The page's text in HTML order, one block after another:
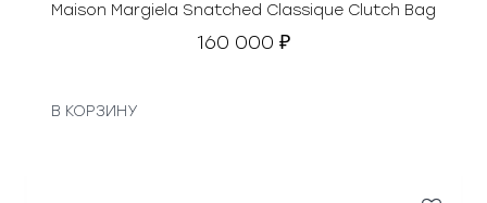
Maison Margiela Snatched Classique Clutch Bag
160 000 ₽
В КОРЗИНУ